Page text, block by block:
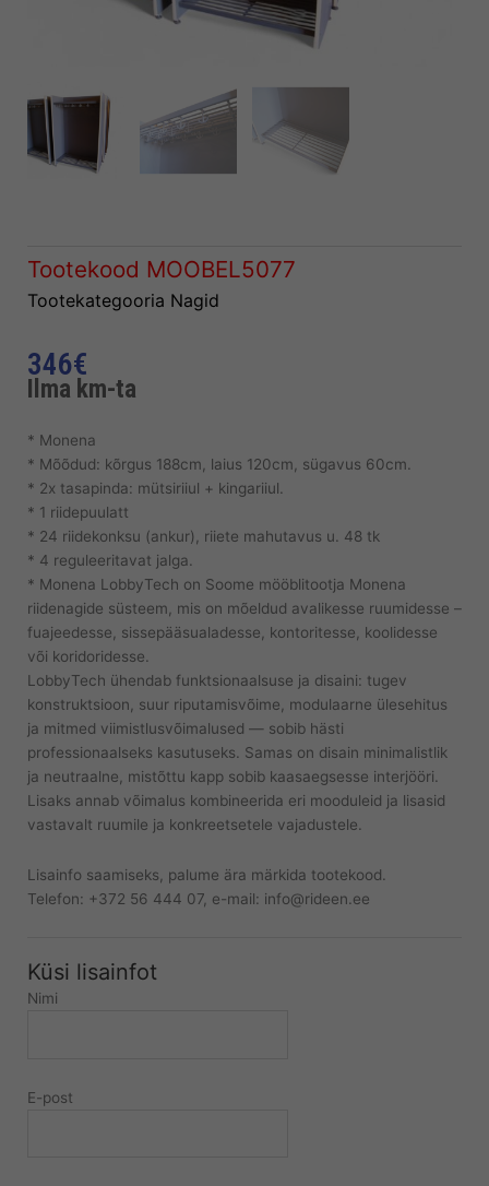
Tootekood MOOBEL5077
Tootekategooria Nagid
346€
Ilma km-ta
* Monena
* Mõõdud: kõrgus 188cm, laius 120cm, sügavus 60cm.
* 2x tasapinda: mütsiriiul + kingariiul.
* 1 riidepuulatt
* 24 riidekonksu (ankur), riiete mahutavus u. 48 tk
* 4 reguleeritavat jalga.
* Monena LobbyTech on Soome mööblitootja Monena
riidenagide süsteem, mis on mõeldud avalikesse ruumidesse –
fuajeedesse, sissepääsualadesse, kontoritesse, koolidesse
või koridoridesse.
LobbyTech ühendab funktsionaalsuse ja disaini: tugev
konstruktsioon, suur riputamisvõime, modulaarne ülesehitus
ja mitmed viimistlusvõimalused — sobib hästi
professionaalseks kasutuseks. Samas on disain minimalistlik
ja neutraalne, mistõttu kapp sobib kaasaegsesse interjööri.
Lisaks annab võimalus kombineerida eri mooduleid ja lisasid
vastavalt ruumile ja konkreetsetele vajadustele.
Lisainfo saamiseks, palume ära märkida tootekood.
Telefon: +372 56 444 07, e-mail: info@rideen.ee
Küsi lisainfot
Nimi
E-post